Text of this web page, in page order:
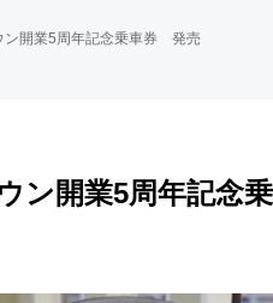
開業5周年記念乗車券 発売
ン開業5周年記念